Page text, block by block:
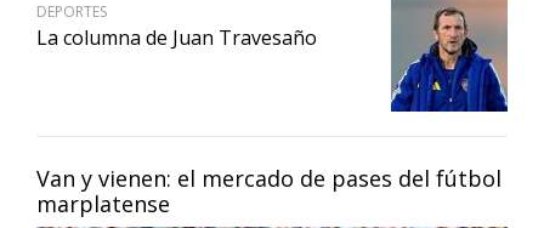
Van y vienen: el mercado de pases del fútbol
marplatense
DEPORTES
La columna de Juan Travesaño